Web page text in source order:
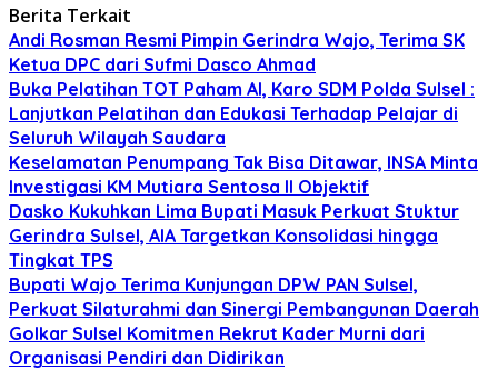
Berita Terkait
Andi Rosman Resmi Pimpin Gerindra Wajo, Terima SK
Ketua DPC dari Sufmi Dasco Ahmad
Buka Pelatihan TOT Paham AI, Karo SDM Polda Sulsel :
Lanjutkan Pelatihan dan Edukasi Terhadap Pelajar di
Seluruh Wilayah Saudara
Keselamatan Penumpang Tak Bisa Ditawar, INSA Minta
Investigasi KM Mutiara Sentosa II Objektif
Dasko Kukuhkan Lima Bupati Masuk Perkuat Stuktur
Gerindra Sulsel, AIA Targetkan Konsolidasi hingga
Tingkat TPS
Bupati Wajo Terima Kunjungan DPW PAN Sulsel,
Perkuat Silaturahmi dan Sinergi Pembangunan Daerah
Golkar Sulsel Komitmen Rekrut Kader Murni dari
Organisasi Pendiri dan Didirikan